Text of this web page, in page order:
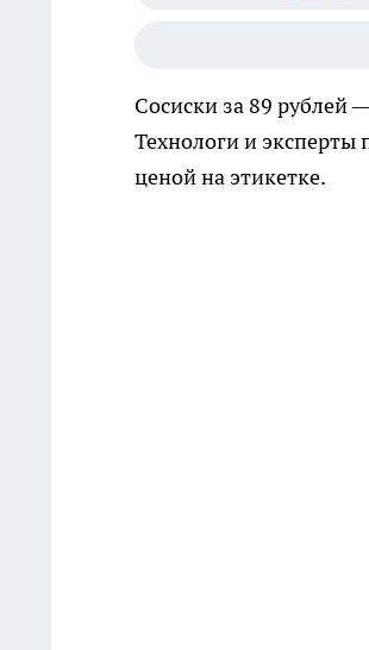
Сосиски за 89 рублей
Технологи и
ценой на этикетке.